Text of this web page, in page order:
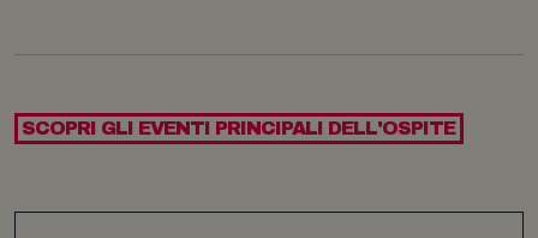
SCOPRI GLI EVENTI PRINCIPALI DELL'OSPITE